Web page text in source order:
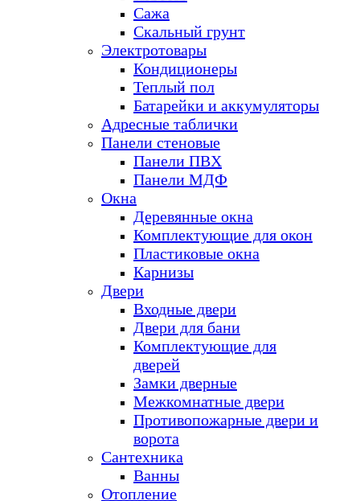
Сажа
Скальный грунт
Электротовары
Кондиционеры
Теплый пол
Батарейки и аккумуляторы
Адресные таблички
Панели стеновые
Панели ПВХ
Панели МДФ
Окна
Деревянные окна
Комплектующие для окон
Пластиковые окна
Карнизы
Двери
Входные двери
Двери для бани
Комплектующие для
дверей
Замки дверные
Межкомнатные двери
Противопожарные двери и
ворота
Сантехника
Ванны
Отопление